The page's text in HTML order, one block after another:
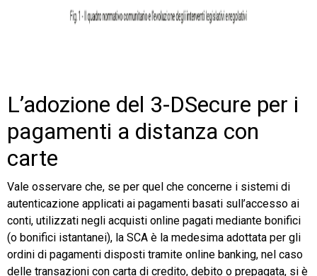
L’adozione del 3-DSecure per i
pagamenti a distanza con
carte
Vale osservare che, se per quel che concerne i sistemi di
autenticazione applicati ai pagamenti basati sull’accesso ai
conti, utilizzati negli acquisti online pagati mediante bonifici
(o bonifici istantanei), la SCA è la medesima adottata per gli
ordini di pagamenti disposti tramite online banking, nel caso
delle transazioni con carta di credito, debito o prepagata, si è